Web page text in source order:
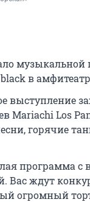
в
выступление
Mariachi Los
горячие
программа
Вас ждут
огромный